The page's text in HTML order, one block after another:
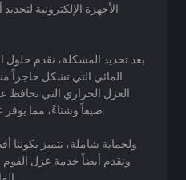
الأجهزة الإلكترونية
بعد تحديد المشكلة، نقدم حلول
المائي التي تشكل حاجزاً
العزل الحراري التي تحافظ
ولحماية شاملة، نتميز
ونقدم أيضاً خدمة عزل الفوم